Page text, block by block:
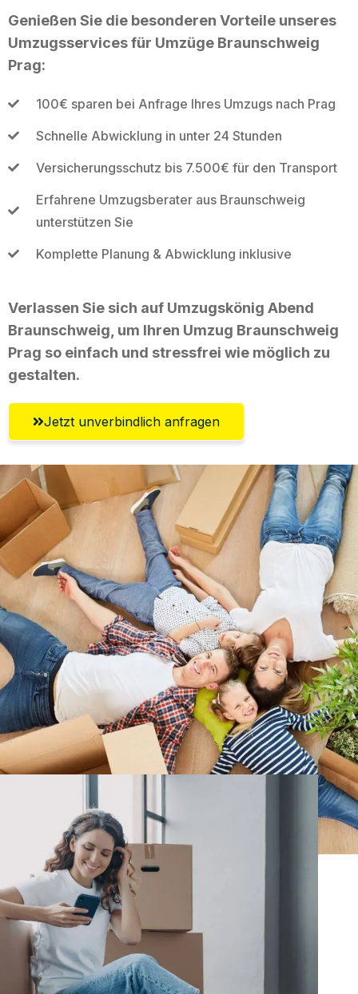
Genießen Sie die besonderen Vorteile unseres
Umzugsservices für Umzüge Braunschweig
Prag:
100€ sparen bei Anfrage Ihres Umzugs nach Prag
Schnelle Abwicklung in unter 24 Stunden
Versicherungsschutz bis 7.500€ für den Transport
Erfahrene Umzugsberater aus Braunschweig
unterstützen Sie
Komplette Planung & Abwicklung inklusive
Verlassen Sie sich auf Umzugskönig Abend
Braunschweig, um Ihren Umzug Braunschweig
Prag so einfach und stressfrei wie möglich zu
gestalten.
Jetzt unverbindlich anfragen